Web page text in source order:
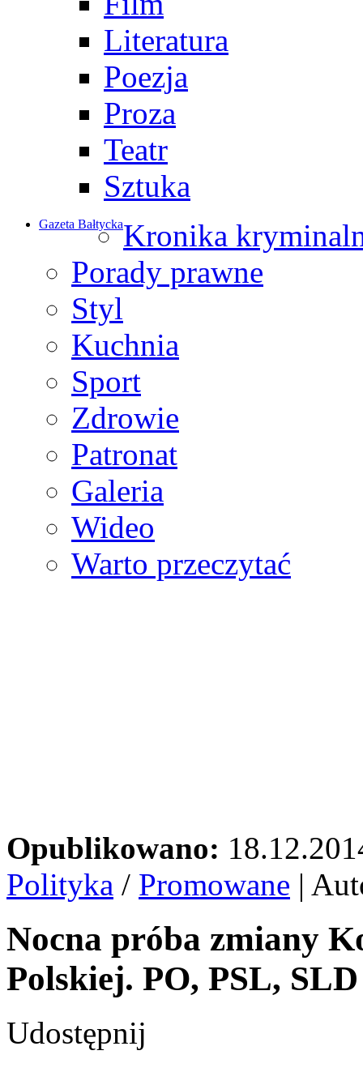
Literatura
Poezja
Proza
Teatr
Sztuka
Gazeta BałtyckaKronika
Porady prawne
Styl
Kuchnia
Sport
Zdrowie
Patronat
Galeria
Wideo
Warto przeczytać
Opublikowano:
Polityka / Promowane |
Nocna próba zmiany
Polskiej. PO, PSL, SLD
Udostępnij